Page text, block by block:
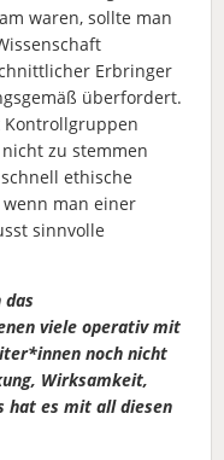
waren, sollte man
Erbringer
überfordert.
Kontrollgruppen
zu stemmen
ethische
wenn man einer
sinnvolle
das
viele operativ mit
noch nicht
Wirksamkeit,
hat es mit all diesen